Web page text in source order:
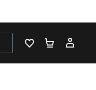
LISTA DE